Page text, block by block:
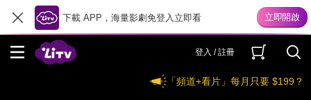
下載 APP，海量影劇免登入立即看
登入 / 註冊
「頻道+看片」每月只要 $199？